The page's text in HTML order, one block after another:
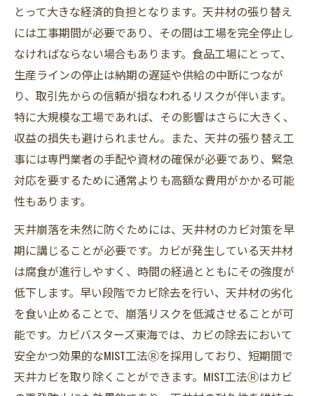
とって大きな経済的負担となります。天井材の張り替え
には工事期間が必要であり、その間は工場を完全停止し
なければならない場合もあります。食品工場にとって、
生産ラインの停止は納期の遅延や供給の中断につなが
り、取引先からの信頼が損なわれるリスクが伴います。
特に大規模な工場であれば、その影響はさらに大きく、
収益の損失も避けられません。また、天井の張り替え工
事には専門業者の手配や資材の確保が必要であり、緊急
対応を要するために通常よりも高額な費用がかかる可能
性もあります。
天井崩落を未然に防ぐためには、天井材のカビ対策を早
期に講じることが必要です。カビが発生している天井材
は腐食が進行しやすく、時間の経過とともにその強度が
低下します。早い段階でカビ除去を行い、天井材の劣化
を食い止めることで、崩落リスクを低減させることが可
能です。カビバスターズ東海では、カビの除去において
安全かつ効果的なMIST工法Ⓡを採用しており、短期間で
天井カビを取り除くことができます。MIST工法Ⓡはカビ